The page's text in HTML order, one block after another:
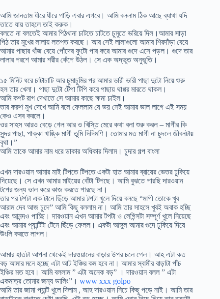
আমি জানতাম ধীরে ধীরে গাড়ি এবার এগবে। আমি বললাম ঠিক আছে ব্যাথা যদি
তাতে যায় তাহলে তাই করুক।
বলতে না বলতেই আমার পিঠখানা চাটতে চাটতে চুমুতে ভরিয়ে দিল।আমার সাড়া
পিঠ তার মুখের লালায় লতপত করছে। আর সেই লালাগুলো আমার শিরদাঁড়া বেয়ে
আমার পাছার খাঁজ বেয়ে পোঁদের ফুটো পার করে আমার গুদে এসে পড়ল। গুদে তার
লালার পরশে আমার শরীর কেঁপে উঠল। সে এক অদ্ভুত অনুভুতি।
১৫ মিনিট ধরে চাটাচাটি আর চুমাচুমির পর আমার ভারী ভারী পাছা দুটো নিয়ে শুরু
হল তার খেলা। পাছা দুটো টেঁপা টিপি করে পাছায় থাপ্পর মারতে থাকল।
আমি কপট রাগ দেখাতে সে আমার কাছে ক্ষমা চাইল।
তার করুণ মুখ দেখে আমি বলে ফেললাম যে ভয় নেই আমার ভাল লাগে এই সময়
কেও এসব করলে।
ওর সাহস আরও বেড়ে গেল আর ও খিস্তি মেরে কথা বলা শুরু করল – মাগীর কি
সুন্দর পাছা, পাক্কা খাঙ্কি মাগী তুমি দিদিমণি। তোমার মত মাগী না চুদলে জীবনটায়
বৃথা।”
আমি তাকে আমার নাম ধরে ডাকার অধিকার দিলাম। চুদার গল্প বাংলা
এখন দারওয়ান আমার মাই টিপতে টিপতে একটা হাত আমার ব্রায়ের ভেতর ঢুকিয়ে
দিয়েছে। সে এখন আমার মাইয়ের বোঁটা টিপছে। আমি বুঝতে পারছি দারওয়ান
টপের জন্য ভাল করে কাজ করতে পারছে না।
তার পর টপটা এক টানে ছিঁড়ে আমার টপটা খুলে দিয়ে বলছে “মাগী তোকে খুব
আরাম দেব আজ চুদে” আমি কিছু বললাম না। আমি তার সাহসে খুবই অবাক হচ্ছি
এবং আনন্দও পাচ্ছি। দারওয়ান এখন আমার টপটা ও লেগিন্সটা সম্পূর্ণ খুলে নিয়েছে
এবং আমার প্যান্টিটা টেনে ছিঁড়ে ফেলল। একটা আঙ্গুল আমার গুদে ঢুকিয়ে দিয়ে
উংলি করতে লাগল।
আমার হাতটা আপনা থেকেই দারওয়ানের বাড়ার উপর চলে গেল। আহ এটা কত
বড় আমার মনে হচ্ছে এটা আট ইঞ্চির কম হবে না। আমার স্বামীর বাড়াটা পাঁচ
ইঞ্চির মত হবে। আমি বললাম ” এটা অনেক বড়” । দারওয়ান বলল ” এটা
একমাত্র তোমার জন্য ডালিং”। www xxx golpo
আমি তার জামা প্যান্ট খুলে দিলাম , আহ দারওয়ান নিচে কিছু পড়ে নাই। আমি তার